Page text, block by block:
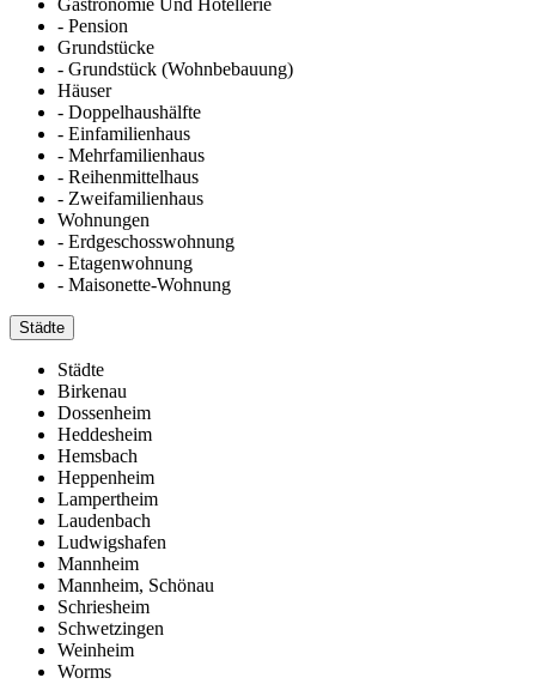
Gastronomie Und Hotellerie
- Pension
Grundstücke
- Grundstück (Wohnbebauung)
Häuser
- Doppelhaushälfte
- Einfamilienhaus
- Mehrfamilienhaus
- Reihenmittelhaus
- Zweifamilienhaus
Wohnungen
- Erdgeschosswohnung
- Etagenwohnung
- Maisonette-Wohnung
Städte
Städte
Birkenau
Dossenheim
Heddesheim
Hemsbach
Heppenheim
Lampertheim
Laudenbach
Ludwigshafen
Mannheim
Mannheim, Schönau
Schriesheim
Schwetzingen
Weinheim
Worms